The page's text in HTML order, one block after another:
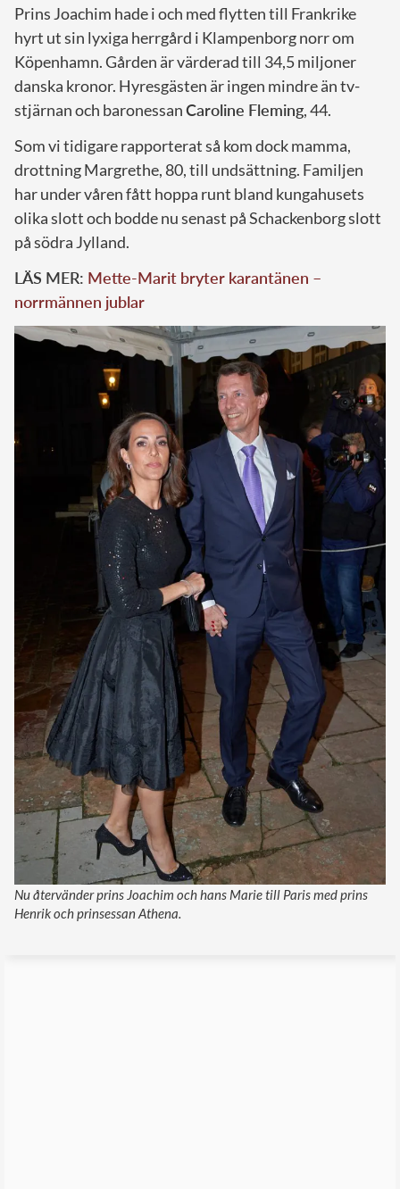
Prins Joachim hade i och med flytten till Frankrike
hyrt ut sin lyxiga herrgård i Klampenborg norr om
Köpenhamn. Gården är värderad till 34,5 miljoner
danska kronor. Hyresgästen är ingen mindre än tv-
stjärnan och baronessanCaroline Fleming, 44.
Som vi tidigare rapporterat så kom dock mamma,
drottning Margrethe, 80, till undsättning. Familjen
har under våren fått hoppa runt bland kungahusets
olika slott och bodde nu senast på Schackenborg slott
på södra Jylland.
LÄS MER: Mette-Marit bryter karantänen –
norrmännen jublar
Nu återvänder prins Joachim och hans Marie till Paris med prins
Henrik och prinsessan Athena.